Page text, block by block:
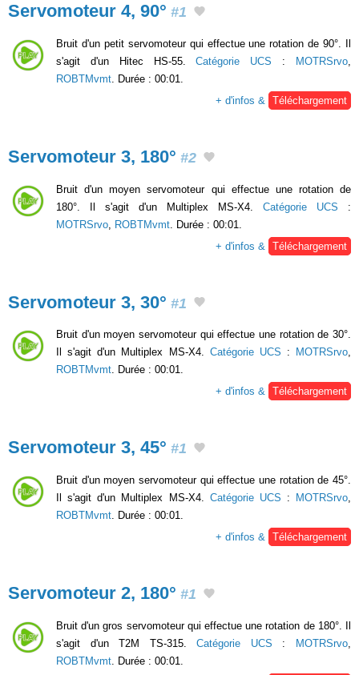
Servomoteur 4, 90° #1
Bruit d'un petit servomoteur qui effectue une rotation de 90°. Il
s'agit d'un Hitec HS-55.Catégorie UCS : MOTRSrvo
ROBTMvmt . Durée : 00:01.
+ d'infos &
Téléchargement
Servomoteur 3, 180° #2
Bruit d'un moyen servomoteur qui effectue une rotation de
180°. Il s'agit d'un Multiplex MS-X4. Catégorie UCS :
MOTRSrvo ROBTMvmt . Durée : 00:01.
+ d'infos &
Téléchargement
Servomoteur 3, 30° #1
Bruit d'un moyen servomoteur qui effectue une rotation de 30°.
Il s'agit d'un Multiplex MS-X4. Catégorie UCS : MOTRSrvo,
ROBTMvmt. Durée : 00:01.
+ d'infos & Téléchargement
Servomoteur 3, 45° #1
Bruit d'un moyen servomoteur qui effectue une rotation de 45°.
Il s'agit d'un Multiplex MS-X4. Catégorie UCS : MOTRSrvo
ROBTMvmt . Durée : 00:01.
+ d'infos &
Téléchargement
Servomoteur 2, 180° #1
Bruit d'un gros servomoteur qui effectue une rotation de 180°. Il
s'agit d'un T2M TS-315.Catégorie UCS : MOTRSrvo
ROBTMvmt . Durée : 00:01.